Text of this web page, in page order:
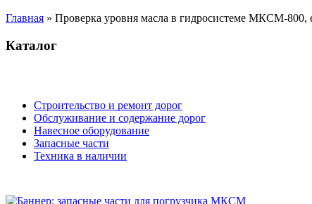
Главная » Проверка уровня масла в гидросистеме МКСМ-800,
Каталог
Строительство и ремонт дорог
Обслуживание и содержание дорог
Навесное оборудование
Запасные части
Техника в наличии